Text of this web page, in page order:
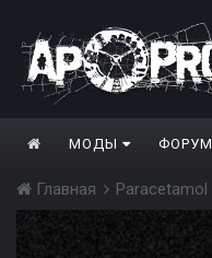
МОДЫ ФОРУМ
Главная Paracetamol